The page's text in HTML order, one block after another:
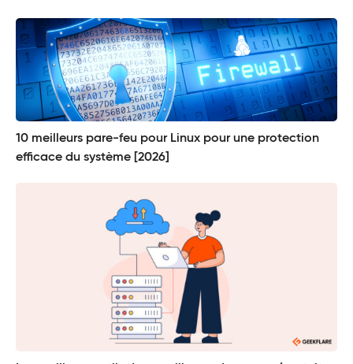
10 meilleurs pare-feu pour Linux pour une protection
efficace du système [2026]